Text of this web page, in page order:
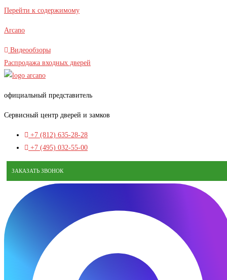
Перейти к содержимому
Arcano
Видеообзоры
Распродажа входных дверей
официальный представитель
Сервисный центр дверей и замков
+7 (812) 635-28-28
+7 (495) 032-55-00
ЗАКАЗАТЬ ЗВОНОК